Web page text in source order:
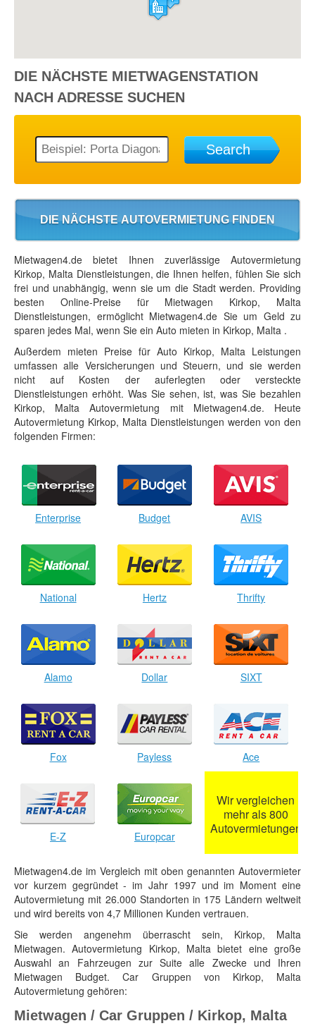
DIE NÄCHSTE MIETWAGENSTATION
NACH ADRESSE SUCHEN
Search
DIE NÄCHSTE AUTOVERMIETUNG FINDEN
Mietwagen4.de bietet Ihnen zuverlässige Autovermietung
Kirkop, Malta Dienstleistungen, die Ihnen helfen, fühlen Sie sich
frei und unabhängig, wenn sie um die Stadt werden. Providing
besten Online-Preise für Mietwagen Kirkop, Malta
Dienstleistungen, ermöglicht Mietwagen4.de Sie um Geld zu
sparen jedes Mal, wenn Sie ein Auto mieten in Kirkop, Malta .
Außerdem mieten Preise für Auto Kirkop, Malta Leistungen
umfassen alle Versicherungen und Steuern, und sie werden
nicht auf Kosten der auferlegten oder versteckte
Dienstleistungen erhöht. Was Sie sehen, ist, was Sie bezahlen
Kirkop, Malta Autovermietung mit Mietwagen4.de. Heute
Autovermietung Kirkop, Malta Dienstleistungen werden von den
folgenden Firmen:
Enterprise Budget AVIS
National Hertz Thrifty
Alamo Dollar SIXT
Fox Payless Ace
E-Z Europcar
Wir vergleichen
mehr als 800
Autovermietungen
Mietwagen4.de im Vergleich mit oben genannten Autovermieter
vor kurzem gegründet - im Jahr 1997 und im Moment eine
Autovermietung mit 26.000 Standorten in 175 Ländern weltweit
und wird bereits von 4,7 Millionen Kunden vertrauen.
Sie werden angenehm überrascht sein, Kirkop, Malta
Mietwagen. Autovermietung Kirkop, Malta bietet eine große
Auswahl an Fahrzeugen zur Suite alle Zwecke und Ihren
Mietwagen Budget. Car Gruppen von Kirkop, Malta
Autovermietung gehören:
Mietwagen / Car Gruppen / Kirkop, Malta